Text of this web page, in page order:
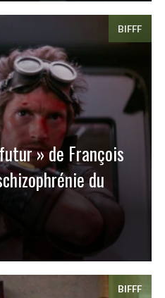
BIFFF
» de François
du
BIFFF